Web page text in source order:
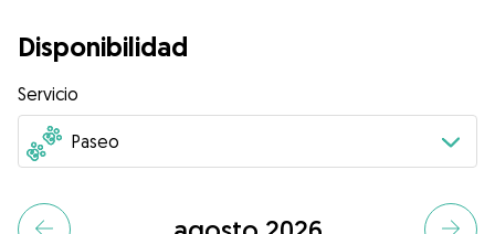
Disponibilidad
Servicio